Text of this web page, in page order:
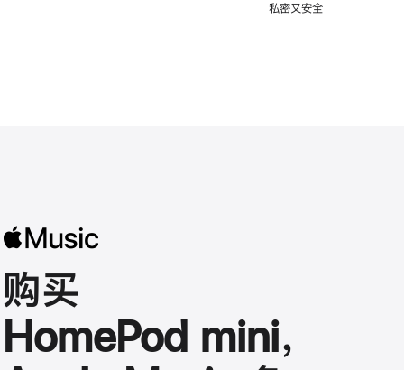
私密又安全
购买
HomePod mini，